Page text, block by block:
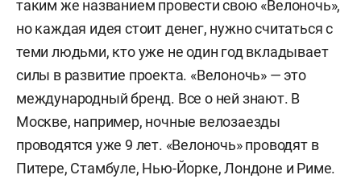
таким же названием провести свою «Велоночь»,
но каждая идея стоит денег, нужно считаться с
теми людьми, кто уже не один год вкладывает
силы в развитие проекта. «Велоночь» — это
международный бренд. Все о ней знают. В
Москве, например, ночные велозаезды
проводятся уже 9 лет. «Велоночь» проводят в
Питере, Стамбуле, Нью-Йорке, Лондоне и Риме.